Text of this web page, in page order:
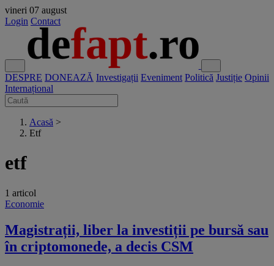
vineri 07 august
Login Contact
DESPRE DONEAZĂ Investigații Eveniment Politică Justiție Opinii
Internațional
Acasă >
Etf
etf
1 articol
Economie
Magistrații, liber la investiții pe bursă sau
în criptomonede, a decis CSM